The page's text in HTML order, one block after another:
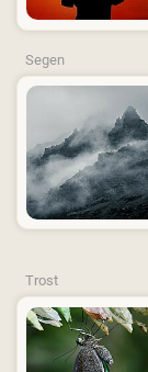
Segen
Trost